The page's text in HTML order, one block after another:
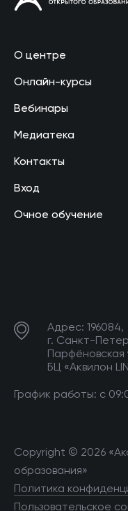
О центре
Онлайн-курсы
Вебинары
Медиатека
Контакты
Вход
Очное обучение
Адрес: 196084,
г. Санкт-
Парфёновская
БЦ «Аквилон
График работы: с
Copyright © 2026
образования»
Политика
Пользовательское